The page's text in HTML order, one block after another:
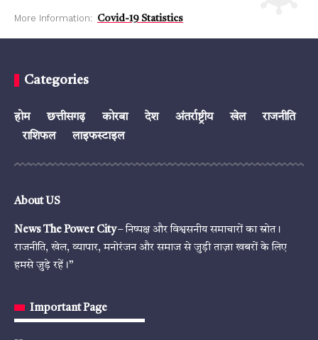
More Information: Covid-19 Statistics
Categories
होम छत्तीसगढ़ कोरबा देश अंतर्राष्ट्रीय खेल
राजनीति
राशिफल
लाइफस्टाइल
About US
News The Power City– निष्पक्ष और विश्वसनीय समाचारों का स्रोत।
राजनीति, खेल, व्यापार, मनोरंजन और समाज से जुड़ी ताज़ा खबरों के लिए
हमसे जुड़े रहें।”
Important Page